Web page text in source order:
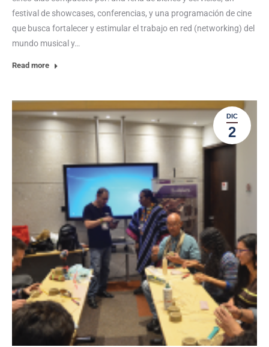
festival de showcases, conferencias, y una programación de cine
que busca fortalecer y estimular el trabajo en red (networking) del
mundo musical y…
Read more
DIC
2